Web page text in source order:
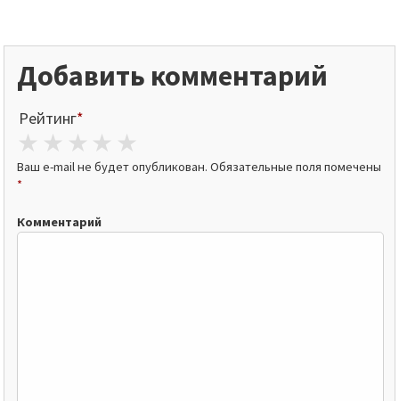
Добавить комментарий
Рейтинг*
4 stars
3 stars
2 stars
1 star
Ваш e-mail не будет опубликован. Обязательные поля помечены
*
Комментарий